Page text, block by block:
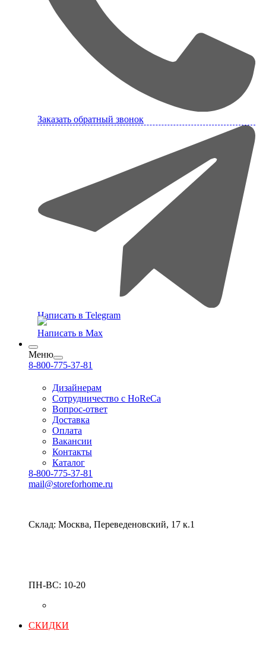
Заказать обратный звонок
Написать в Telegram
Написать в Max
Меню
8-800-775-37-81
Дизайнерам
Сотрудничество с HoReCa
Вопрос-ответ
Доставка
Оплата
Вакансии
Контакты
Каталог
8-800-775-37-81
mail@storeforhome.ru
Склад: Москва, Переведеновский, 17 к.1
ПН-ВС: 10-20
СКИДКИ